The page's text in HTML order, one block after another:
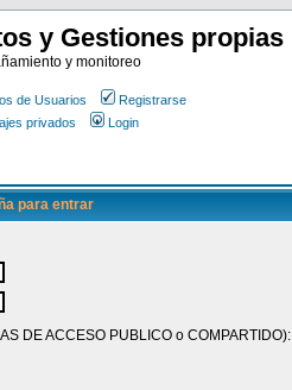
y Gestiones propias
y monitoreo
de Usuarios
Registrarse
privados Login
para entrar
DE ACCESO PUBLICO o COMPARTIDO):